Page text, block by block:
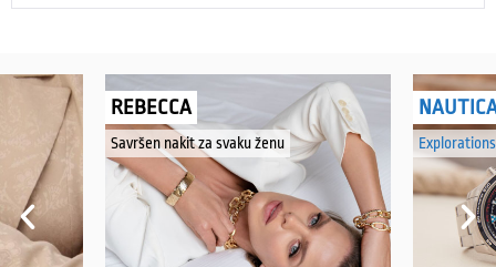
REBECCA
Savršen nakit za svaku ženu